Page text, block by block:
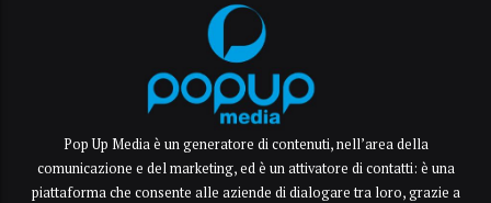
Pop Up Media è un generatore di contenuti, nell’area della
comunicazione e del marketing, ed è un attivatore di contatti: è una
piattaforma che consente alle aziende di dialogare tra loro, grazie a